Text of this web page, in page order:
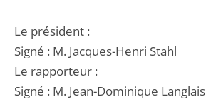
Le président :
Signé : M. Jacques-Henri Stahl
Le rapporteur :
Signé : M. Jean-Dominique Langlais